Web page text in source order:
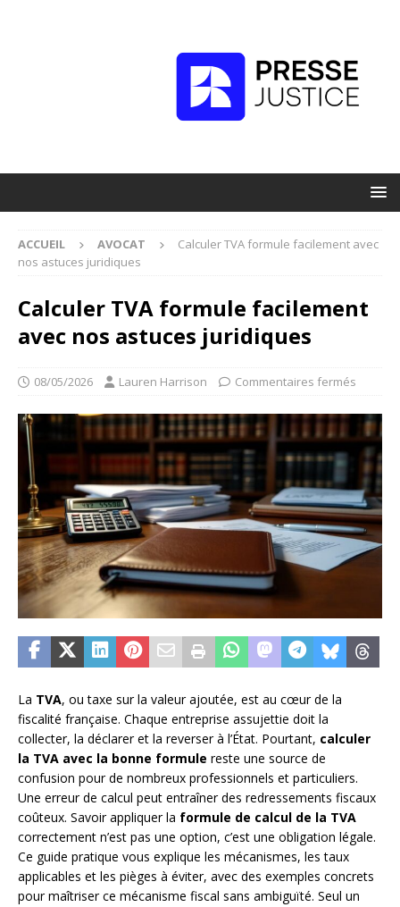
ACCUEIL AVOCAT
Calculer TVA formule facilement avec
nos astuces juridiques
Calculer TVA formule facilement
avec nos astuces juridiques
08/05/2026 Lauren Harrison Commentaires fermés
La TVA, ou taxe sur la valeur ajoutée, est au cœur de la
fiscalité française. Chaque entreprise assujettie doit la
collecter, la déclarer et la reverser à l’État. Pourtant, calculer
la TVA avec la bonne formule reste une source de
confusion pour de nombreux professionnels et particuliers.
Une erreur de calcul peut entraîner des redressements fiscaux
coûteux. Savoir appliquer la formule de calcul de la TVA
correctement n’est pas une option, c’est une obligation légale.
Ce guide pratique vous explique les mécanismes, les taux
applicables et les pièges à éviter, avec des exemples concrets
pour maîtriser ce mécanisme fiscal sans ambiguïté. Seul un